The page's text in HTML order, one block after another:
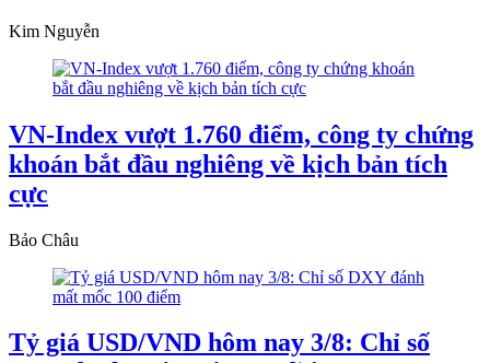
Kim Nguyễn
VN-Index vượt 1.760 điểm, công ty chứng
khoán bắt đầu nghiêng về kịch bản tích
cực
Bảo Châu
Tỷ giá USD/VND hôm nay 3/8: Chỉ số